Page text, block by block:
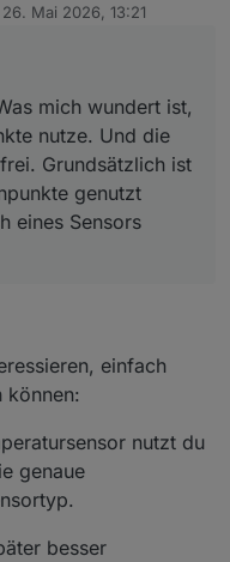
funktioneren
genutzt werden. So
26. Mai 2026, 13:21
von
mich wundert ist,
nutze. Und die
Grundsätzlich ist
genutzt
eines Sensors
einfach
können:
nutzt du
genaue
besser